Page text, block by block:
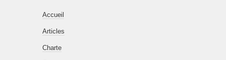
Accueil
Articles
Charte